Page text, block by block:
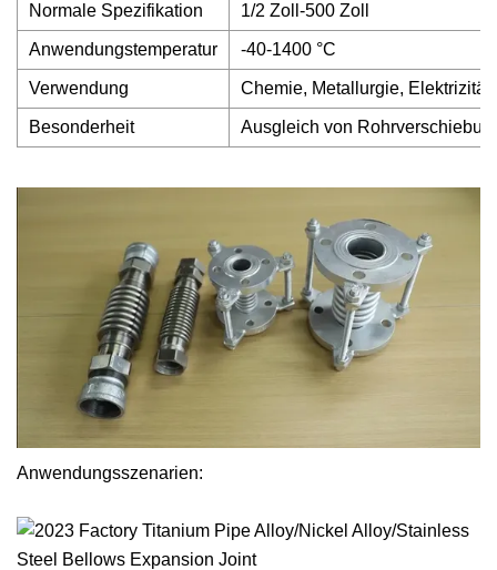
Normale Spezifikation 1/2 Zoll-500 Zoll
Anwendungstemperatur -40-1400 °C
Verwendung Chemie, Metallurgie,
Besonderheit Ausgleich von
Anwendungsszenarien: